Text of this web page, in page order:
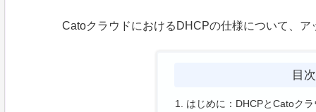
CatoクラウドにおけるDHCPの仕様について、
目次
はじめに：DHCPとCatoク